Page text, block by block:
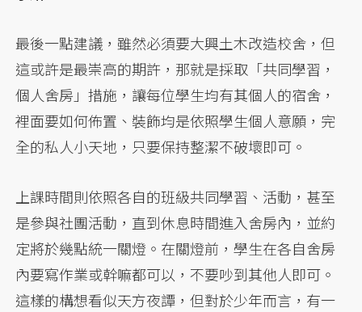
最後一點建議，雖然必須要大興土木改造校舍，但
這或許是最崇高的期許，那就是採取「共同學習，
個人舍房」措施，讓每位學生均有其個人的宿舍，
裡面要如何佈置、裝飾均是依照學生個人意願，完
全的私人小天地，只要保持整潔不破壞即可。
上課時間則依照各自的班級共同學習、活動，甚至
是參與社團活動，直到休息時間進入舍房內，並約
定將於幾點統一關燈。在關燈前，學生在各自舍房
內要寫作業或幹嘛都可以，不要吵到其他人即可。
這樣的構想看似天方夜譚，但對於少年而言，有一